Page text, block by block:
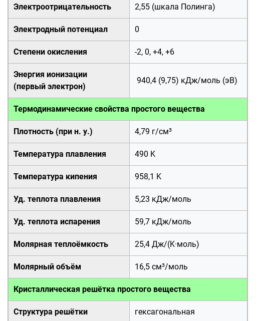
Электроотрицательность 2,55 (шкала Полинга)
Электродный потенциал 0
Степени окисления -2, 0, +4, +6
Энергия ионизации
(первый электрон)
940,4 (9,75) кДж/моль (эВ)
Термодинамические свойства простого вещества
Плотность (при н. у.) 4,79 г/см³
Температура плавления 490 K
Температура кипения 958,1 K
Уд. теплота плавления 5,23 кДж/моль
Уд. теплота испарения 59,7 кДж/моль
Молярная теплоёмкость 25,4 Дж/(K·моль)
Молярный объём 16,5 см³/моль
Кристаллическая решётка простого вещества
Структура решётки гексагональная